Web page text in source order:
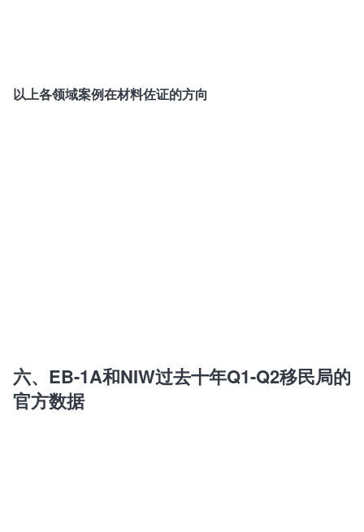
以上各领域案例在材料佐证的方向
六、EB-1A和NIW过去十年Q1-Q2移民局的
官方数据